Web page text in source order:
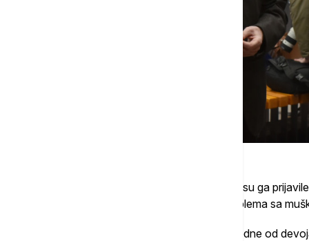
Aleksić ističe da nijedna od devojaka koje su ga
kada u pohađale časove glume imale problema sa
On je u nastavku suđenja pročitao iskaz jedne od